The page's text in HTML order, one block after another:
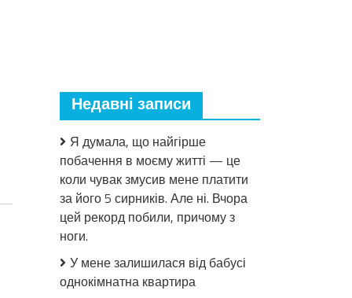
Недавні записи
Я думала, що найгірше
побачення в моєму житті — це
коли чувак змусив мене платити
за його 5 сирників. Але ні. Вчора
цей рекорд побили, причому з
ноги.
У мене залишилася від бабусі
однокімнатна квартира